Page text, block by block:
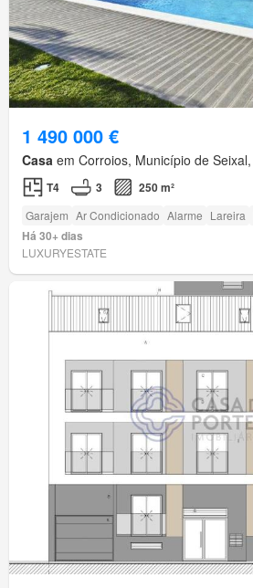
1 490 000 €
Casa em Corroios, Município de
T4 3 250 m²
Garajem Ar Condicionado Alarme Lareira
Há 30+ dias
LUXURYESTATE